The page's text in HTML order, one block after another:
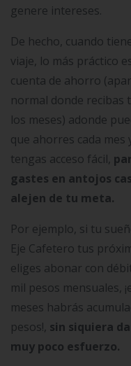
genere intereses.
De hecho, cuando
viaje, lo más práctico
cuenta de ahorro
normal donde recibas
los meses) adonde
que ahorres cada mes
tengas acceso fácil,
gastes en antojos
alejen de tu meta.
Por ejemplo, si tu
Eje Cafetero tus
eliges abonar con
mil pesos mensuales,
meses habrás
pesos!, sin siquiera
muy poco esfuerzo.